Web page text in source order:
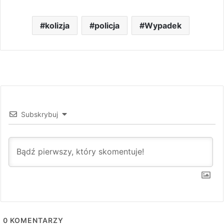
kolizja policja Wypadek
Subskrybuj
0 KOMENTARZY